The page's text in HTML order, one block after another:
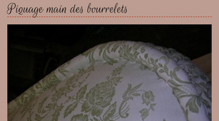
Piquage main des bourrelets